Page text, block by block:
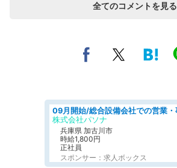
全てのコメントを見る
株式会社パソナ
兵庫県 加古川市
時給1,800円
正社員
スポンサー：求人ボックス